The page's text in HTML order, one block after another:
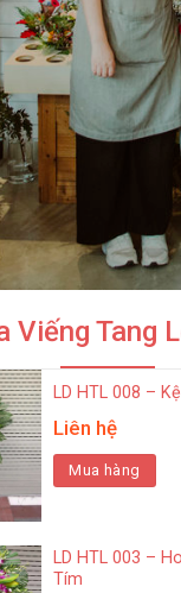
Viếng Tang
LD HTL 008 –
Liên hệ
Mua hàng
LD HTL 003 –
Tím